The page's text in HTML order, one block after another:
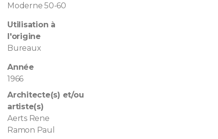
Moderne 50-60
Utilisation à
l'origine
Bureaux
Année
1966
Architecte(s) et/ou
artiste(s)
Aerts Rene
Ramon Paul